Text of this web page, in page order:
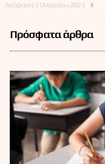
Απόφαση 31 Μαρτίου 2023
Πρόσφατα άρθρα